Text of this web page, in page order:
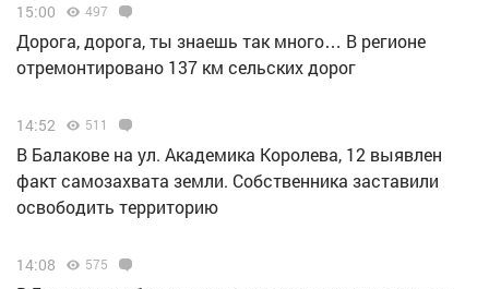
15:00 497
Дорога, дорога, ты знаешь так много… В регионе
отремонтировано 137 км сельских дорог
14:52 511
В Балакове на ул. Академика Королева, 12 выявлен
факт самозахвата земли. Собственника заставили
освободить территорию
14:08 575